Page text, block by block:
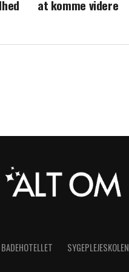
at komme videre
BADEHOTELLET SYGEPLEJESKOLEN